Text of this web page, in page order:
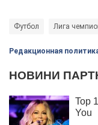
Футбол Лига
Редакционная